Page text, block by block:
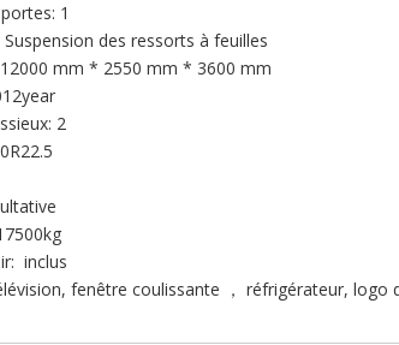
1
Suspension des ressorts à feuilles
mm * 2550 mm * 3600 mm
2
inclus
fenêtre coulissante ， réfrigérateur,